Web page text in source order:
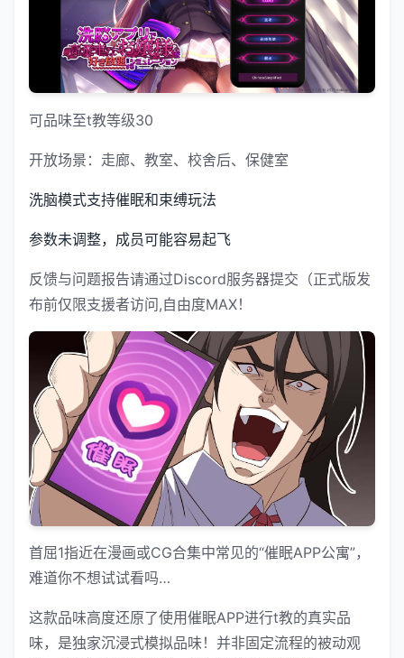
可品味至t教等级30
开放场景：走廊、教室、校舍后、保健室
洗脑模式支持催眠和束缚玩法
参数未调整，成员可能容易起飞
反馈与问题报告请通过Discord服务器提交（正式版发
布前仅限支援者访问,自由度MAX！
首屈1指近在漫画或CG合集中常见的“催眠APP公寓”，
难道你不想试试看吗…
这款品味高度还原了使用催眠APP进行t教的真实品
味，是独家沉浸式模拟品味！并非固定流程的被动观